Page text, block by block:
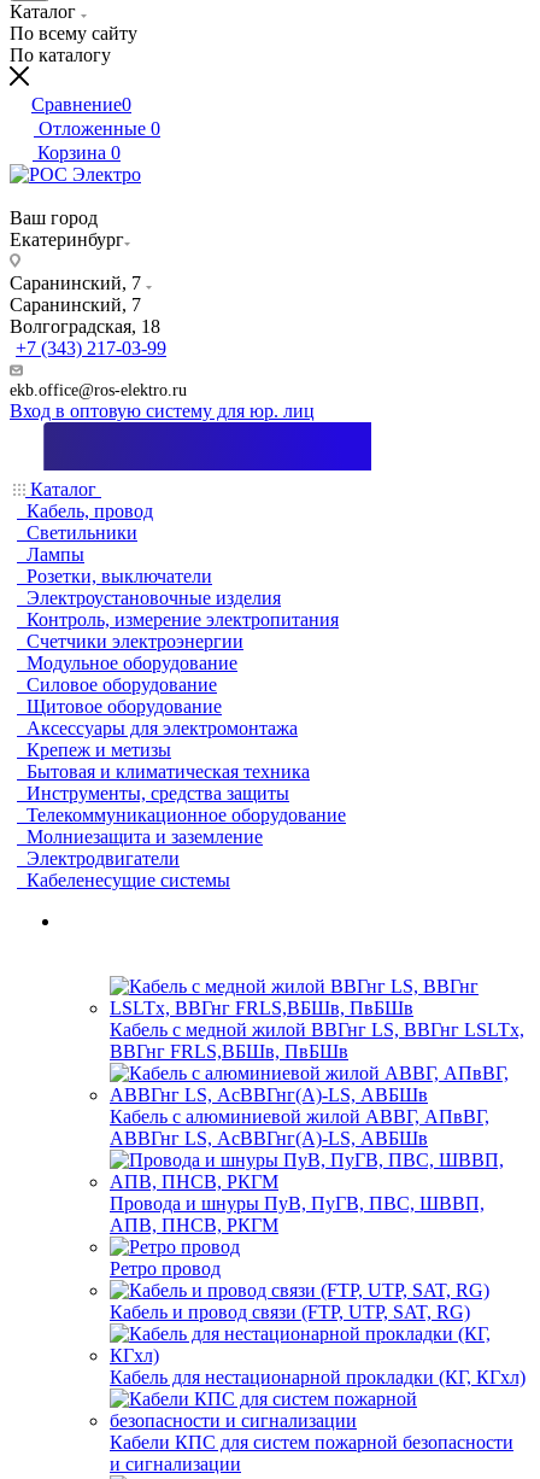
Каталог
По всему сайту
По каталогу
Сравнение0
Отложенные 0
Корзина 0
Ваш город
Екатеринбург
Саранинский, 7
Саранинский, 7
Волгоградская, 18
+7 (343) 217-03-99
ekb.office@ros-elektro.ru
Вход в оптовую систему для юр. лиц
Каталог
Кабель, провод
Светильники
Лампы
Розетки, выключатели
Электроустановочные изделия
Контроль, измерение электропитания
Счетчики электроэнергии
Модульное оборудование
Силовое оборудование
Щитовое оборудование
Аксессуары для электромонтажа
Крепеж и метизы
Бытовая и климатическая техника
Инструменты, средства защиты
Телекоммуникационное оборудование
Молниезащита и заземление
Электродвигатели
Кабеленесущие системы
Кабель с медной жилой ВВГнг LS, ВВГнг LSLTx,
ВВГнг FRLS,ВБШв, ПвБШв
Кабель с алюминиевой жилой АВВГ, АПвВГ,
АВВГнг LS, АсВВГнг(А)-LS, АВБШв
Провода и шнуры ПуВ, ПуГВ, ПВС, ШВВП,
АПВ, ПНСВ, РКГМ
Ретро провод
Кабель и провод связи (FTP, UTP, SAT, RG)
Кабель для нестационарной прокладки (КГ, КГхл)
Кабели КПС для систем пожарной безопасности
и сигнализации